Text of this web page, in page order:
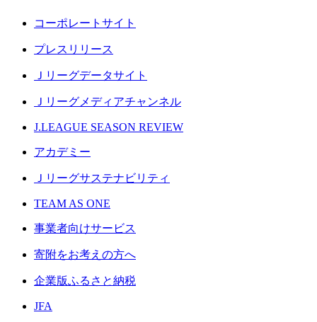
コーポレートサイト
プレスリリース
Ｊリーグデータサイト
Ｊリーグメディアチャンネル
J.LEAGUE SEASON REVIEW
アカデミー
Ｊリーグサステナビリティ
TEAM AS ONE
事業者向けサービス
寄附をお考えの方へ
企業版ふるさと納税
JFA